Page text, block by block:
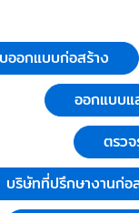
ออกแบบก่อสร้าง
ออกแบบแ
ตรว
บริษัทที่ปรึกษางานก่อ